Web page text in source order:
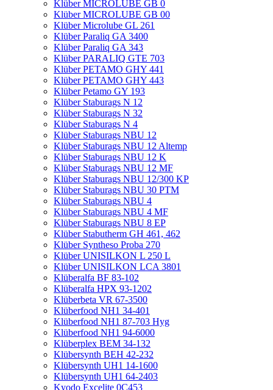
Klüber MICROLUBE GB 0
Klüber MICROLUBE GB 00
Klüber Microlube GL 261
Klüber Paraliq GA 3400
Klüber Paraliq GA 343
Klüber PARALIQ GTE 703
Klüber PETAMO GHY 441
Klüber PETAMO GHY 443
Klüber Petamo GY 193
Klüber Staburags N 12
Klüber Staburags N 32
Klüber Staburags N 4
Klüber Staburags NBU 12
Klüber Staburags NBU 12 Altemp
Klüber Staburags NBU 12 K
Klüber Staburags NBU 12 MF
Klüber Staburags NBU 12/300 KP
Klüber Staburags NBU 30 PTM
Klüber Staburags NBU 4
Klüber Staburags NBU 4 MF
Klüber Staburags NBU 8 EP
Klüber Stabutherm GH 461, 462
Klüber Syntheso Proba 270
Klüber UNISILKON L 250 L
Klüber UNISILKON LCA 3801
Klüberalfa BF 83-102
Klüberalfa HPX 93-1202
Klüberbeta VR 67-3500
Klüberfood NH1 34-401
Klüberfood NH1 87-703 Hyg
Klüberfood NH1 94-6000
Klüberplex BEM 34-132
Klübersynth BEH 42-232
Klübersynth UH1 14-1600
Klübersynth UH1 64-2403
Kyodo Excelite 0C453